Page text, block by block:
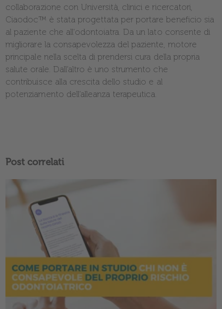
collaborazione con Università, clinici e ricercatori,
Ciaodoc™️ è stata progettata per portare beneficio sia
al paziente che all'odontoiatra. Da un lato consente di
migliorare la consapevolezza del paziente, motore
principale nella scelta di prendersi cura della propria
salute orale. Dall’altro è uno strumento che
contribuisce alla crescita dello studio e al
potenziamento dell’alleanza terapeutica.
Post correlati